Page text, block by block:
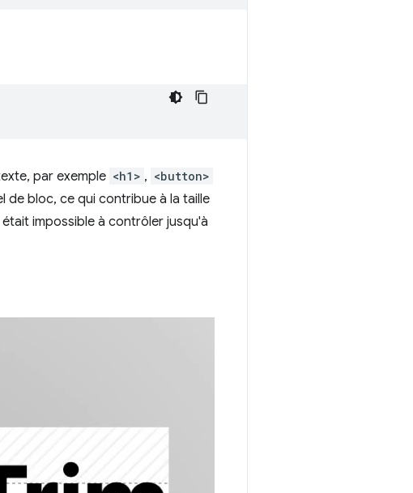
par exemple <h1> , <button>
bloc, ce qui contribue à la taille
impossible à contrôler jusqu'à